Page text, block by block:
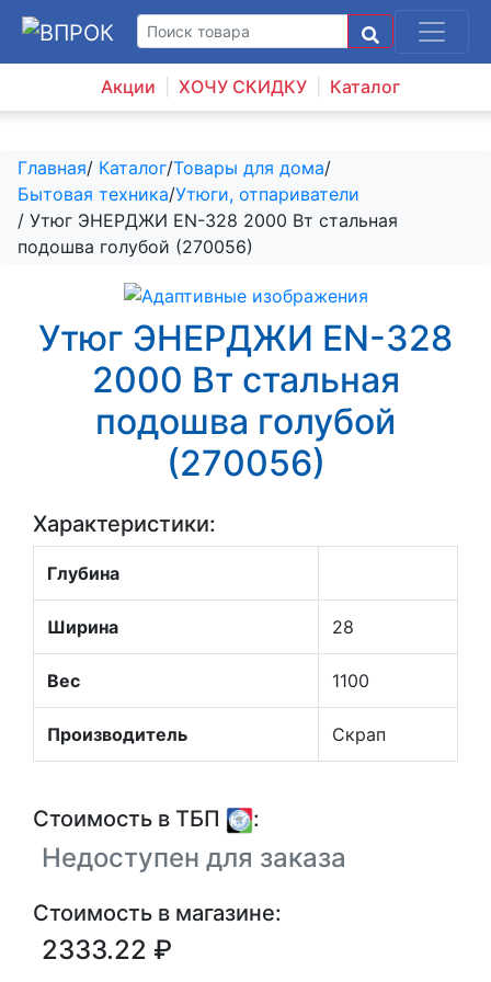
Акции ХОЧУ СКИДКУ Каталог
Главная/ Каталог/Товары для дома/
Бытовая техника/Утюги, отпариватели
/ Утюг ЭНЕРДЖИ EN-328 2000 Вт стальная
подошва голубой (270056)
Утюг ЭНЕРДЖИ EN-328
2000 Вт стальная
подошва голубой
(270056)
Характеристики:
Глубина
Ширина 28
Вес 1100
Производитель Скрап
Стоимость в ТБП :
Недоступен для заказа
Стоимость в магазине:
2333.22 ₽